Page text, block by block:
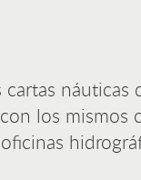
náuticas
los mismos